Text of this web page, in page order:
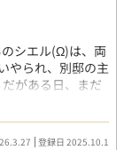
シエル(Ω)は、両
やられ、別邸の主
がある日、まだ
ス(α)との縁談を
もかかわらず、
待たずして早々
登録日 2025.10.1